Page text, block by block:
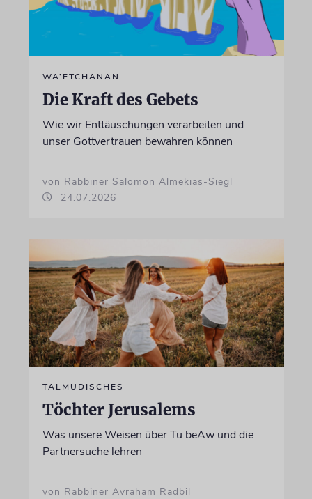
WA’ETCHANAN
Die Kraft des Gebets
Wie wir Enttäuschungen verarbeiten und
unser Gottvertrauen bewahren können
von Rabbiner Salomon Almekias-Siegl
24.07.2026
TALMUDISCHES
Töchter Jerusalems
Was unsere Weisen über Tu beAw und die
Partnersuche lehren
von Rabbiner Avraham Radbil